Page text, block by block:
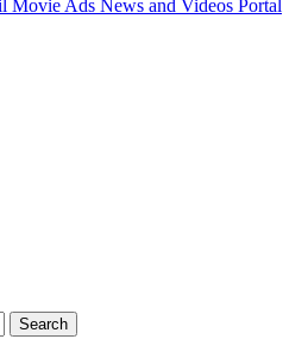
Movie Ads News and Videos Portal